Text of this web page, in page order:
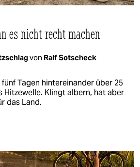
es nicht recht machen
von Ralf Sotscheck
Tagen hintereinander über 25
Hitzewelle. Klingt albern, hat aber
das Land.